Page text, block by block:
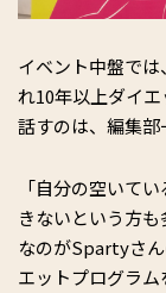
イベント中盤で
れ10年以上ダイ
話すのは、編集部
「自分の空いて
きないという方
なのがSpartyさ
エットプログラ